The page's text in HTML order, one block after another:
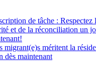
de tâche :
et de la réconciliation un
méritent la
dès maintenant